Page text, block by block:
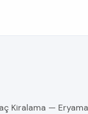
Kiralama —